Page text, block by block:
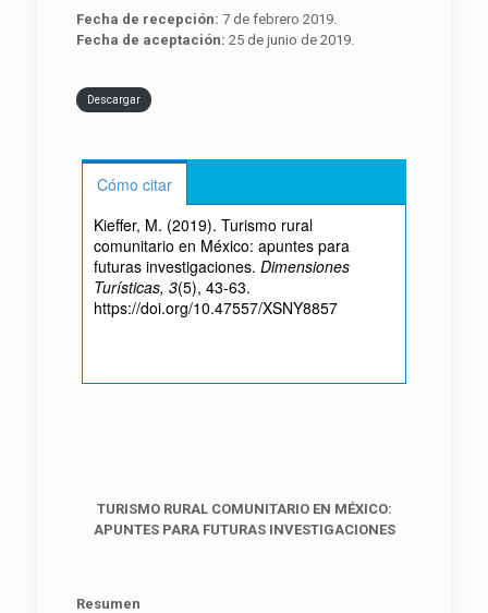
Fecha de recepción: 7 de febrero 2019.
Fecha de aceptación: 25 de junio de 2019.
Descargar
Cómo citar
Kieffer, M. (2019). Turismo rural
comunitario en México: apuntes para
futuras investigaciones. Dimensiones
Turísticas, 3(5), 43-63.
https://doi.org/10.47557/XSNY8857
TURISMO RURAL COMUNITARIO EN MÉXICO:
APUNTES PARA FUTURAS INVESTIGACIONES
Resumen